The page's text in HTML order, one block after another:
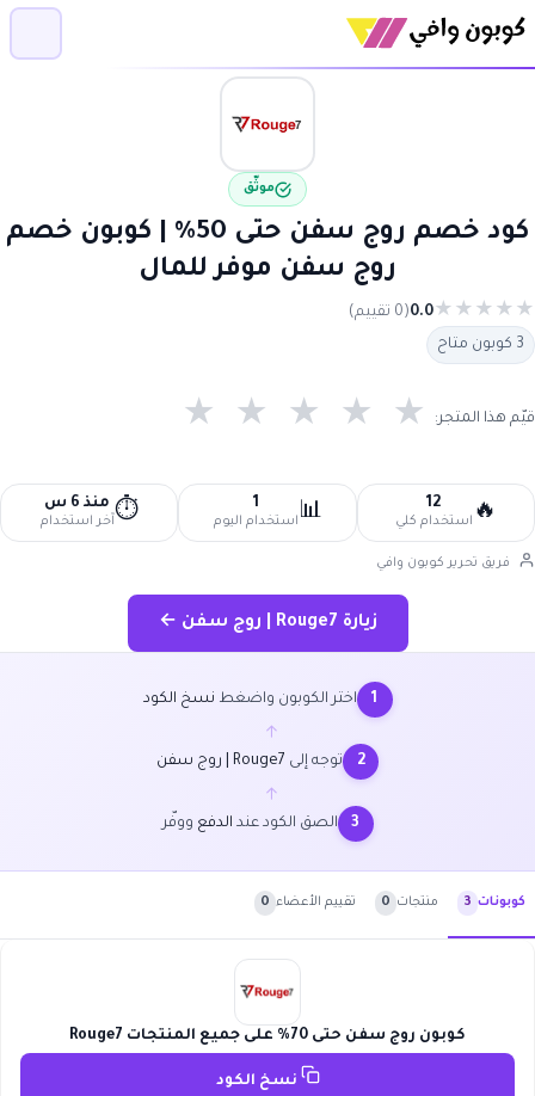
موثّق
كود خصم روج سفن حتى 50% | كوبون خصم
روج سفن موفر للمال
★
★
★
★
★
0.0(0 تقييم)
3 كوبون متاح
قيّم هذا المتجر: ★ ★ ★ ★ ★
🔥
12
استخدام كلي 📊
1
استخدام اليوم ⏱️ منذ 6 س
آخر استخدام
فريق تحرير كوبون وافي
زيارة Rouge7 | روج سفن ←
1 اختر الكوبون واضغط نسخ الكود
←
2 توجه إلى Rouge7 | روج سفن
←
3 الصق الكود عند الدفع ووفّر
كوبونات 3 منتجات 0 تقييم الأعضاء 0
كوبون روج سفن حتى 70% على جميع المنتجات Rouge7
نسخ الكود